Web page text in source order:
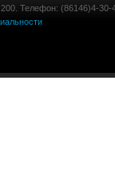
Телефон: (86146)4-30-